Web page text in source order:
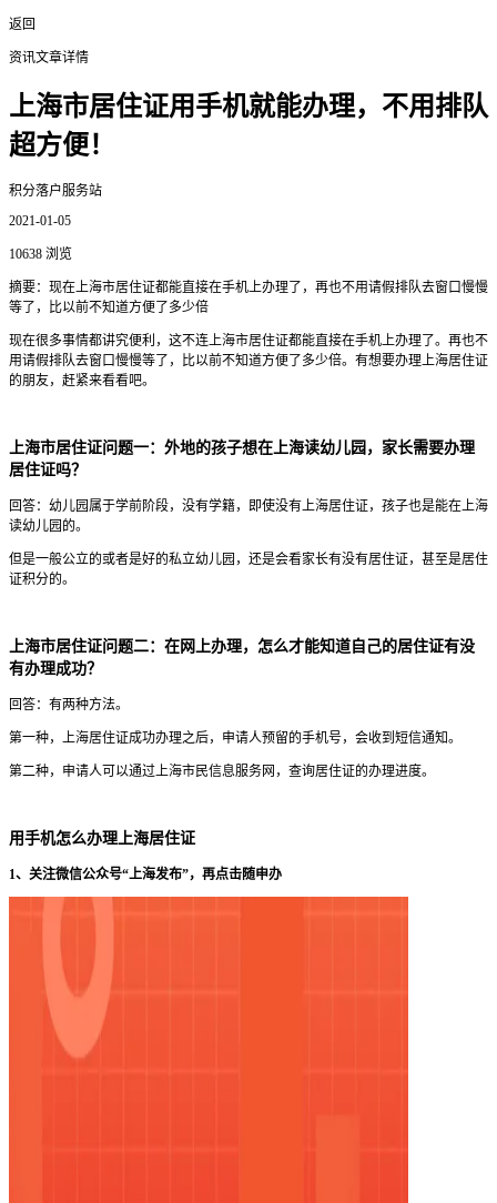
返回
资讯文章详情
上海市居住证用手机就能办理，不用排队
超方便！
积分落户服务站
2021-01-05
10638 浏览
摘要：现在上海市居住证都能直接在手机上办理了，再也不用请假排队去窗口慢慢
等了，比以前不知道方便了多少倍
现在很多事情都讲究便利，这不连上海市居住证都能直接在手机上办理了。再也不
用请假排队去窗口慢慢等了，比以前不知道方便了多少倍。有想要办理上海居住证
的朋友，赶紧来看看吧。
上海市居住证问题一：外地的孩子想在上海读幼儿园，家长需要办理
居住证吗？
回答：幼儿园属于学前阶段，没有学籍，即使没有上海居住证，孩子也是能在上海
读幼儿园的。
但是一般公立的或者是好的私立幼儿园，还是会看家长有没有居住证，甚至是居住
证积分的。
上海市居住证问题二：在网上办理，怎么才能知道自己的居住证有没
有办理成功？
回答：有两种方法。
第一种，上海居住证成功办理之后，申请人预留的手机号，会收到短信通知。
第二种，申请人可以通过上海市民信息服务网，查询居住证的办理进度。
用手机怎么办理上海居住证
1、关注微信公众号“上海发布”，再点击随申办